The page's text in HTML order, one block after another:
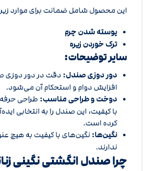
این محصول شامل ضمانت برای موارد
پوسته شدن چرم
ترک خوردن زیره
سایر توضیحات:
دور دوزی صندل: دقت در دور دوزی
افزایش دوام و استحکام آن می‌شود.
دوخت و طراحی مناسب: طراحی
با کیفیت، این صندل را به انتخابی
کرده است.
نگین‌ها: نگین‌های با کیفیت به هیچ
ندارند.
چرا صندل انگشتی نگینی